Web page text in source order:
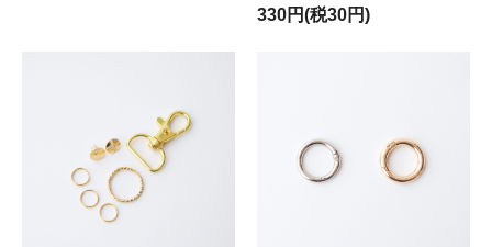
330円(税30円)